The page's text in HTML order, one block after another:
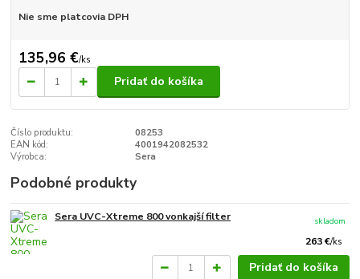
Nie sme platcovia DPH
135,96 €/ks
Pridať do košíka
Číslo produktu:
08253
EAN kód:
4001942082532
Výrobca:
Sera
Podobné produkty
Sera UVC-Xtreme 800 vonkajší filter
263 €/ks
skladom
Pridať do košíka